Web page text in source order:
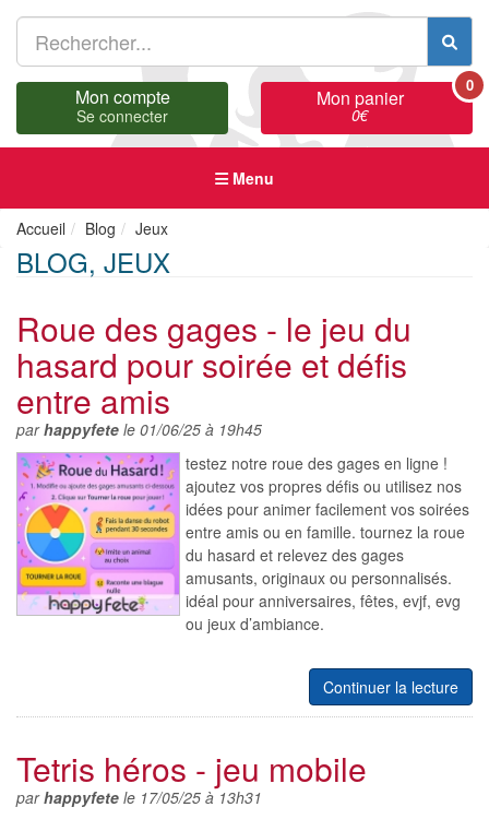
Mon compte
Se connecter
Mon panier
0€
0
Menu
Accueil Blog Jeux
BLOG, JEUX
Roue des gages - le jeu du
hasard pour soirée et défis
entre amis
parhappyfete le 01/06/25 à 19h45
testez notre roue des gages en ligne !
ajoutez vos propres défis ou utilisez nos
idées pour animer facilement vos soirées
entre amis ou en famille. tournez la roue
du hasard et relevez des gages
amusants, originaux ou personnalisés.
idéal pour anniversaires, fêtes, evjf, evg
ou jeux d’ambiance.
Continuer la lecture
Tetris héros - jeu mobile
parhappyfete le 17/05/25 à 13h31